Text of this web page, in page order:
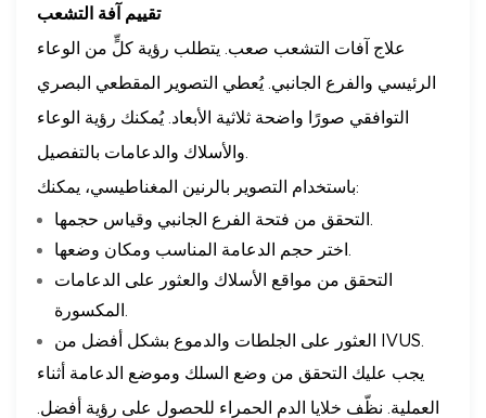
تقييم آفة التشعب
علاج آفات التشعب صعب. يتطلب رؤية كلٍّ من الوعاء
الرئيسي والفرع الجانبي. يُعطي التصوير المقطعي البصري
التوافقي صورًا واضحة ثلاثية الأبعاد. يُمكنك رؤية الوعاء
باستخدام التصوير بالرنين المغناطيسي، يمكنك:
التحقق من مواقع الأسلاك والعثور على الدعامات
العثور على الجلطات والدموع بشكل أفضل من IVUS.
يجب عليك التحقق من وضع السلك وموضع الدعامة أثناء
العملية. نظّف خلايا الدم الحمراء للحصول على رؤية أفضل.